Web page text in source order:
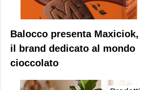
Balocco presenta Maxiciok,
il brand dedicato al mondo
cioccolato